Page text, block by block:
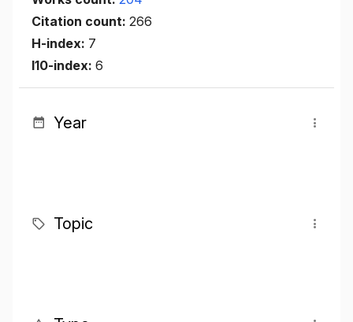
Citation count: 266
H-index: 7
I10-index: 6
Year
Topic